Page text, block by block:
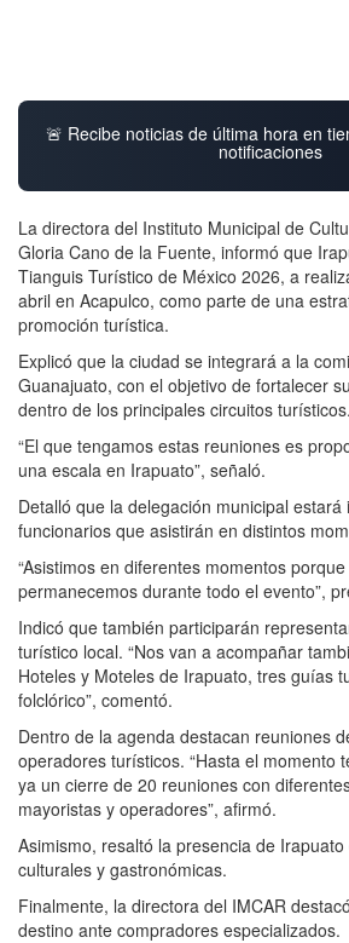
🚨 Recibe noticias de última hora en
notificaciones
La directora del Instituto Municipal de
Gloria Cano de la Fuente, informó que
Tianguis Turístico de México 2026, a
abril en Acapulco, como parte de una
promoción turística.
Explicó que la ciudad se integrará a la
Guanajuato, con el objetivo de fortalecer
dentro de los principales circuitos turísticos.
“El que tengamos estas reuniones es
una escala en Irapuato”, señaló.
Detalló que la delegación municipal
funcionarios que asistirán en distintos
“Asistimos en diferentes momentos
permanecemos durante todo el evento”,
Indicó que también participarán
turístico local. “Nos van a acompañar
Hoteles y Moteles de Irapuato, tres guías
folclórico”, comentó.
Dentro de la agenda destacan reuniones
operadores turísticos. “Hasta el momento
ya un cierre de 20 reuniones con
mayoristas y operadores”, afirmó.
Asimismo, resaltó la presencia de
culturales y gastronómicas.
Finalmente, la directora del IMCAR
destino ante compradores especializados.